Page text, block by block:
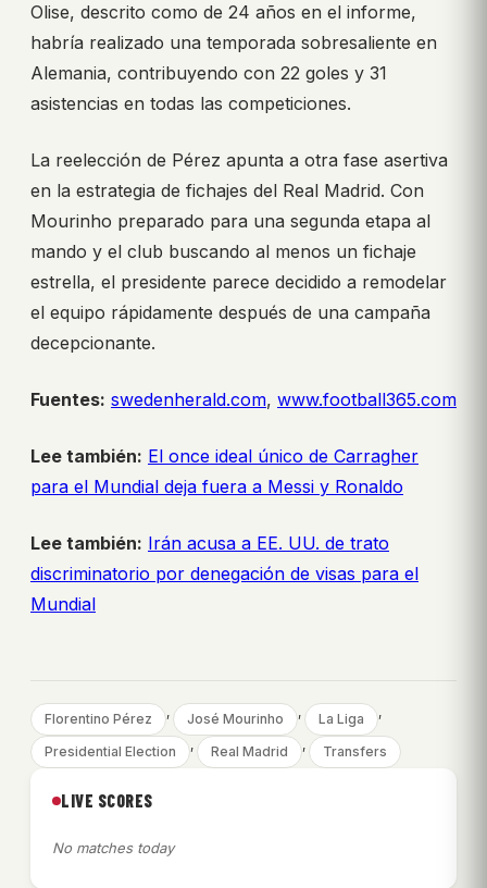
Olise, descrito como de 24 años en el informe,
habría realizado una temporada sobresaliente en
Alemania, contribuyendo con 22 goles y 31
asistencias en todas las competiciones.
La reelección de Pérez apunta a otra fase asertiva
en la estrategia de fichajes del Real Madrid. Con
Mourinho preparado para una segunda etapa al
mando y el club buscando al menos un fichaje
estrella, el presidente parece decidido a remodelar
el equipo rápidamente después de una campaña
decepcionante.
Fuentes: swedenherald.com, www.football365.com
Lee también: El once ideal único de Carragher
para el Mundial deja fuera a Messi y Ronaldo
Lee también: Irán acusa a EE. UU. de trato
discriminatorio por denegación de visas para el
Mundial
Florentino Pérez , José Mourinho , La Liga ,
Presidential Election , Real Madrid , Transfers
LIVE SCORES
No matches today